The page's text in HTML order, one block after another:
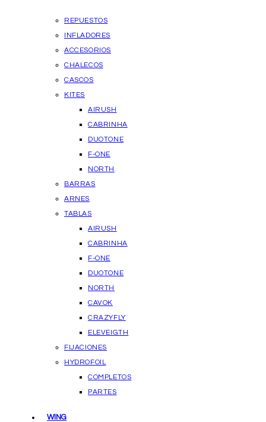
REPUESTOS
INFLADORES
ACCESORIOS
CHALECOS
CASCOS
KITES
AIRUSH
CABRINHA
DUOTONE
F-ONE
NORTH
BARRAS
ARNES
TABLAS
AIRUSH
CABRINHA
F-ONE
DUOTONE
NORTH
CAVOK
CRAZYFLY
ELEVEIGTH
FIJACIONES
HYDROFOIL
COMPLETOS
PARTES
WING